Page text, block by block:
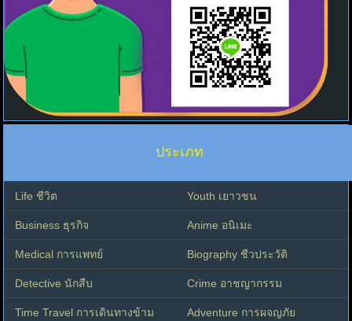
ประเภท
Life ชีวิต Youth เยาวชน
Business ธุรกิจ Anime อนิเมะ
Medical การแพทย์ Biography ชีวประวัติ
Detective นักสืบ Crime อาชญากรรม
Time Travel การเดินทางข้าม
Adventure การผจญภัย